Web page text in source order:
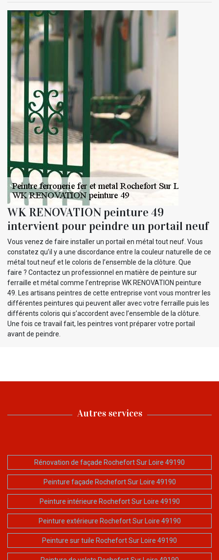
WK RENOVATION peinture 49
intervient pour peindre un portail neuf
Vous venez de faire installer un portail en métal tout neuf. Vous
constatez qu’il y a une discordance entre la couleur naturelle de ce
métal tout neuf et le coloris de l’ensemble de la clôture. Que
faire ? Contactez un professionnel en matière de peinture sur
ferraille et métal comme l’entreprise WK RENOVATION peinture
49. Les artisans peintres de cette entreprise vont vous montrer les
différentes peintures qui peuvent aller avec votre ferraille puis les
différents coloris qui s’accordent avec l’ensemble de la clôture.
Une fois ce travail fait, les peintres vont préparer votre portail
avant de peindre.
Autres services
Rénovation de façade Rochefort Sur Loire 49190
Peinture façade Rochefort Sur Loire 49190
Peinture intérieure Rochefort Sur Loire 49190
Peinture extérieure Rochefort Sur Loire 49190
Peinture sur tuile Rochefort Sur Loire 49190